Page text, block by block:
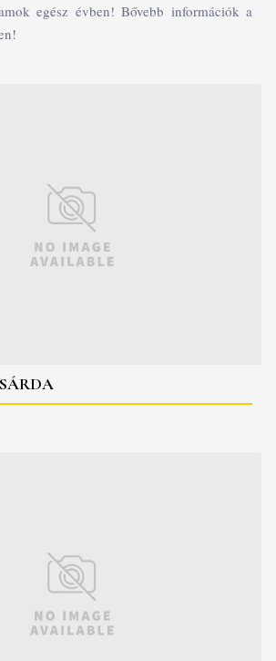
egész évben! Bővebb információk a